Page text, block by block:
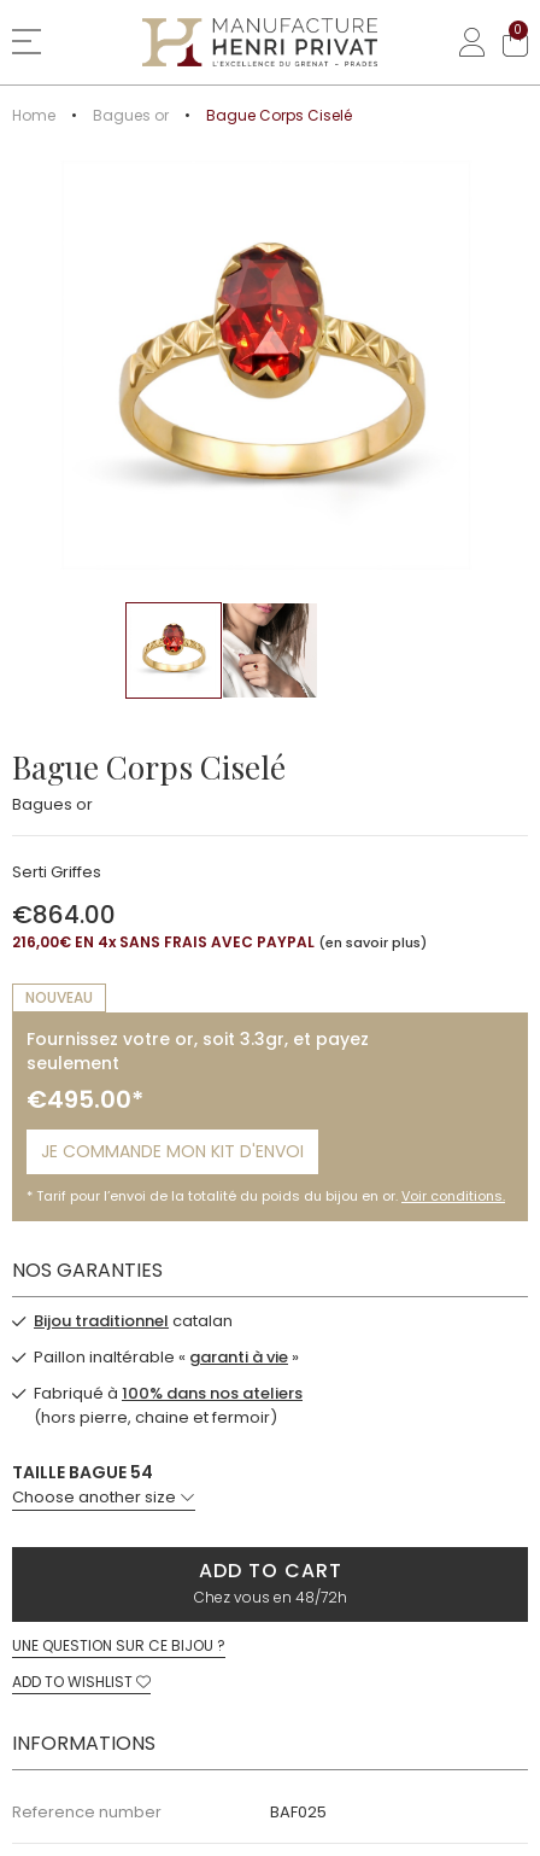
Basculer la navigation
0
Home Bagues or Bague Corps Ciselé
Bague Corps Ciselé
Bagues or
Serti Griffes
€864.00
216,00€ EN 4xSANS FRAIS AVEC PAYPAL (en savoir plus)
NOUVEAU
Fournissez votre or, soit 3.3gr, et payez
seulement
€495.00*
Tarif pour l’envoi de la totalité du poids du bijou en or.Voir conditions.
JE COMMANDE MON KIT D'ENVOI
NOS GARANTIES
Bijou traditionnel catalan
Paillon inaltérable « garanti à vie »
Fabriqué à 100% dans nos ateliers
(hors pierre, chaine et fermoir)
TAILLE BAGUE 54
Choose another size
ADD TO CART
Chez vous en 48/72h
UNE QUESTION SUR CE BIJOU ?
ADD TO WISHLIST
INFORMATIONS
Reference number BAF025